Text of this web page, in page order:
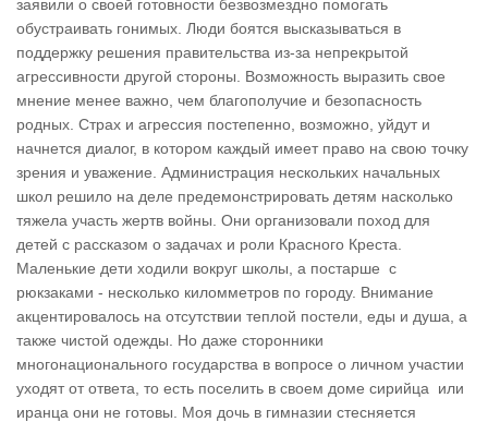
заявили о своей готовности безвозмездно помогать
обустраивать гонимых. Люди боятся высказываться в
поддержку решения правительства из-за непрекрытой
агрессивности другой стороны. Возможность выразить свое
мнение менее важно, чем благополучие и безопасность
родных. Страх и агрессия постепенно, возможно, уйдут и
начнется диалог, в котором каждый имеет право на свою точку
зрения и уважение. Администрация нескольких начальных
школ решило на деле предемонстрировать детям насколько
тяжела участь жертв войны. Они организовали поход для
детей с рассказом о задачах и роли Красного Креста.
Маленькие дети ходили вокруг школы, а постарше с
рюкзаками - несколько киломметров по городу. Внимание
акцентировалось на отсутствии теплой постели, еды и душа, а
также чистой одежды. Но даже сторонники
многонационального государства в вопросе о личном участии
уходят от ответа, то есть поселить в своем доме сирийца или
иранца они не готовы. Моя дочь в гимназии стесняется